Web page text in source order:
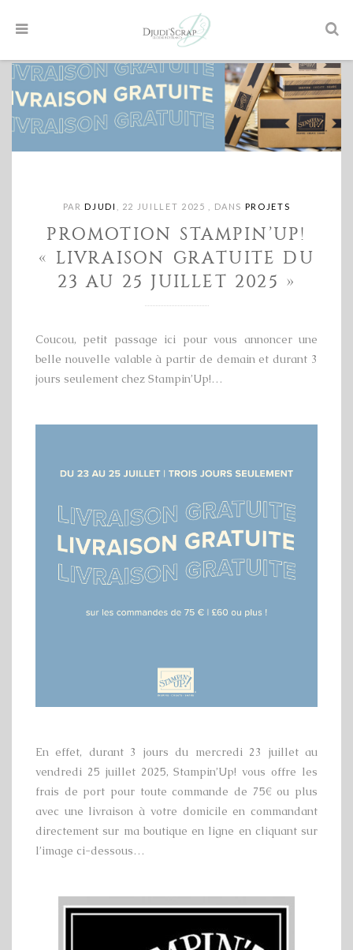
PARDJUDI 22 JUILLET 2025 DANS PROJETS
PROMOTION STAMPIN’UP!
« LIVRAISON GRATUITE DU
23 AU 25 JUILLET 2025 »
Coucou, petit passage ici pour vous annoncer une
belle nouvelle valable à partir de demain et durant 3
jours seulement chez Stampin’Up!…
En effet, durant 3 jours du mercredi 23 juillet au
vendredi 25 juillet 2025, Stampin’Up! vous offre les
frais de port pour toute commande de 75€ ou plus
avec une livraison à votre domicile en commandant
directement sur ma boutique en ligne en cliquant sur
l’image ci-dessous…